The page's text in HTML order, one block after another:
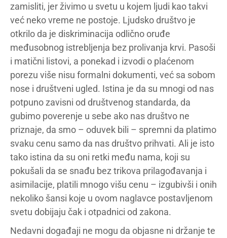
zamisliti, jer živimo u svetu u kojem ljudi kao takvi
već neko vreme ne postoje. Ljudsko društvo je
otkrilo da je diskriminacija odlično oruđe
međusobnog istrebljenja bez prolivanja krvi. Pasoši
i matični listovi, a ponekad i izvodi o plaćenom
porezu više nisu formalni dokumenti, već sa sobom
nose i društveni ugled. Istina je da su mnogi od nas
potpuno zavisni od društvenog standarda, da
gubimo poverenje u sebe ako nas društvo ne
priznaje, da smo – oduvek bili – spremni da platimo
svaku cenu samo da nas društvo prihvati. Ali je isto
tako istina da su oni retki među nama, koji su
pokušali da se snađu bez trikova prilagođavanja i
asimilacije, platili mnogo višu cenu – izgubivši i onih
nekoliko šansi koje u ovom naglavce postavljenom
svetu dobijaju čak i otpadnici od zakona.
Nedavni događaji ne mogu da objasne ni držanje te